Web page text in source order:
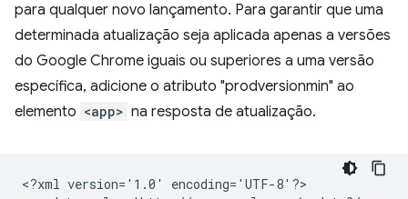
para qualquer novo lançamento. Para garantir que uma
determinada atualização seja aplicada apenas a versões
do Google Chrome iguais ou superiores a uma versão
específica, adicione o atributo "prodversionmin" ao
elemento <app> na resposta de atualização.
<?xml version='1.0'
encoding='UTF-8'?>